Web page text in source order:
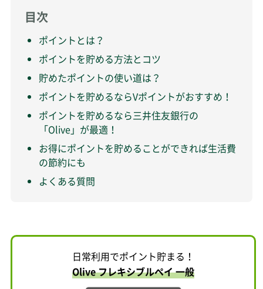
目次
ポイントとは？
ポイントを貯める方法とコツ
貯めたポイントの使い道は？
ポイントを貯めるならVポイントがおすすめ！
ポイントを貯めるなら三井住友銀行の
「Olive」が最適！
お得にポイントを貯めることができれば生活費
の節約にも
よくある質問
日常利用でポイント貯まる！
Olive フレキシブルペイ 一般